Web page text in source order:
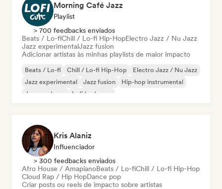
Morning Café Jazz
Playlist
> 700 feedbacks enviados
Beats / Lo-fiChill / Lo-fi Hip-HopElectro Jazz / Nu Jazz
Jazz experimentalJazz fusion
Adicionar artistas às minhas playlists de maior impacto
Beats / Lo-fi Chill / Lo-fi Hip-Hop
Electro Jazz / Nu Jazz
Jazz experimental
Jazz fusion
Hip-hop instrumental
Jazz moderno
Lofi bedroom
Kris Alaniz
Influenciador
> 300 feedbacks enviados
Afro House / AmapianoBeats / Lo-fiChill / Lo-fi Hip-Hop
Cloud Rap / Hip HopDance pop
Criar posts ou reels de impacto sobre artistas